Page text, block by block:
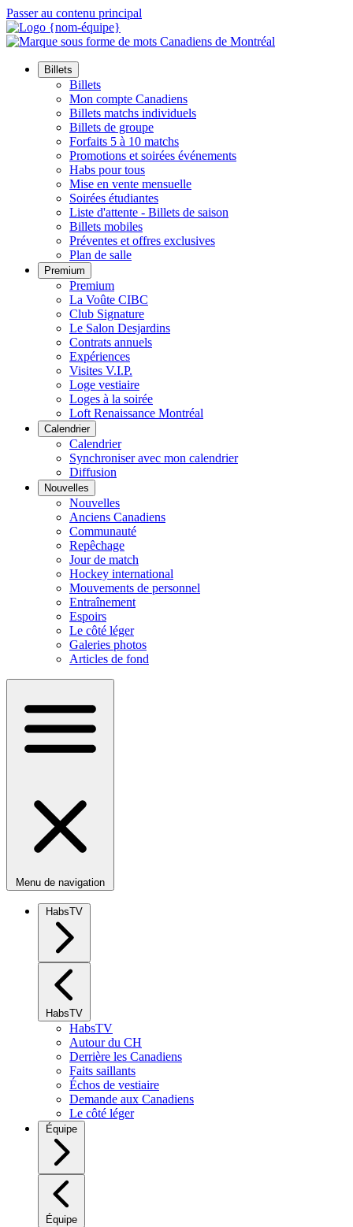
Passer au contenu principal
Billets
Billets
Mon compte Canadiens
Billets matchs individuels
Billets de groupe
Forfaits 5 à 10 matchs
Promotions et soirées événements
Habs pour tous
Mise en vente mensuelle
Soirées étudiantes
Liste d'attente - Billets de saison
Billets mobiles
Préventes et offres exclusives
Plan de salle
Premium
Premium
La Voûte CIBC
Club Signature
Le Salon Desjardins
Contrats annuels
Expériences
Visites V.I.P.
Loge vestiaire
Loges à la soirée
Loft Renaissance Montréal
Calendrier
Calendrier
Synchroniser avec mon calendrier
Diffusion
Nouvelles
Nouvelles
Anciens Canadiens
Communauté
Repêchage
Jour de match
Hockey international
Mouvements de personnel
Entraînement
Espoirs
Le côté léger
Galeries photos
Articles de fond
Menu de navigation
HabsTV
HabsTV
HabsTV
Autour du CH
Derrière les Canadiens
Faits saillants
Échos de vestiaire
Demande aux Canadiens
Le côté léger
Équipe
Équipe